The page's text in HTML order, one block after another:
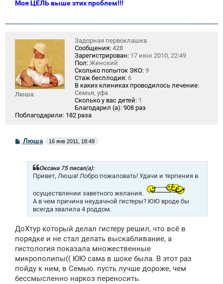
Моя ЦЕЛЬ выше этих проблем!!!
Люша
Задорная первоклашка
Сообщения: 428
Зарегистрирован: 17 июн 2010, 22:49
Пол: Женский
Сколько попыток ЭКО: 9
Стаж бесплодия: 6
В каких клиниках проводилось лечение:
Семья, уфа
Сколько у вас детей: 1
Благодарил (а): 908 раз
Поблагодарили: 182 раза
С
о
Люша 16 янв 2011, 18:49
Оксана 75 писал(а):
Привет, Люша! Лобро пожаловать! Удачи и терпения в
осуществлении заветного желания.
А в чем причина неудачной гистеры? ЮЮ вроде бы
всегда хвалила 4 роддом.
ДоХтур который делал гистеру решил, что всё в
порядке и не стал делать выскабливание, а
гистология показала множественные
микрополипы(( ЮЮ сама в шоке была. В этот раз
пойду к ним, в Семью. пусть лучше дороже, чем
бессмысленно наркоз переносить.